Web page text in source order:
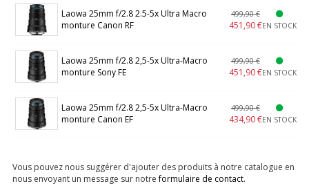
Laowa 25mm f/2.8 2.5-5x Ultra Macro
monture Canon RF
499,90 €
451,90 €EN STOCK
Laowa 25mm f/2.8 2,5-5x Ultra-Macro
monture Sony FE
499,90 €
451,90 €EN STOCK
Laowa 25mm f/2.8 2,5-5x Ultra-Macro
monture Canon EF
499,90 €
434,90 €EN STOCK
Vous pouvez nous suggérer d'ajouter des produits à notre catalogue en
nous envoyant un message sur notreformulaire de contact.